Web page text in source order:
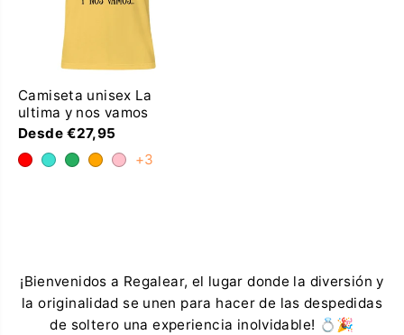
Camiseta unisex La
ultima y nos vamos
Desde €27,95
+3
¡Bienvenidos a Regalear, el lugar donde la diversión y
la originalidad se unen para hacer de las despedidas
de soltero una experiencia inolvidable! 💍🎉